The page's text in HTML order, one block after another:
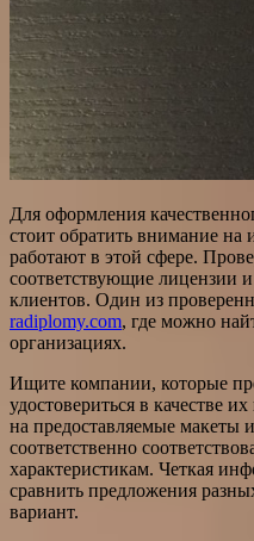
Для оформления
стоит обратить внимание
работают в этой сфере.
соответствующие лицензии
клиентов. Один из
radiplomy.com, где можно
организациях.
Ищите компании, которые
удостовериться в качестве
на предоставляемые макеты
соответственно
характеристикам. Четкая
сравнить предложения
вариант.